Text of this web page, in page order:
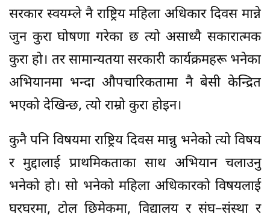
सरकार स्वयम्ले नै राष्ट्रिय महिला अधिकार दिवस मान्ने
जुन कुरा घोषणा गरेका छ त्यो असाध्यै सकारात्मक
कुरा हो। तर सामान्यतया सरकारी कार्यक्रमहरू भनेका
अभियानमा भन्दा औपचारिकतामा नै बेसी केन्द्रित
भएको देखिन्छ, त्यो राम्रो कुरा होइन।
कुनै पनि विषयमा राष्ट्रिय दिवस मान्नु भनेको त्यो विषय
र मुद्दालाई प्राथमिकताका साथ अभियान चलाउनु
भनेको हो। सो भनेको महिला अधिकारको विषयलाई
घरघरमा, टोल छिमेकमा, विद्यालय र संघ–संस्था र